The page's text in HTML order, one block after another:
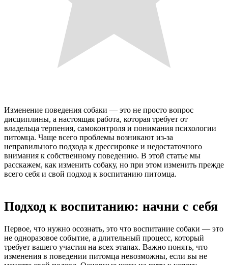
Изменение поведения собаки — это не просто вопрос
дисциплины, а настоящая работа, которая требует от
владельца терпения, самоконтроля и понимания психологии
питомца. Чаще всего проблемы возникают из-за
неправильного подхода к дрессировке и недостаточного
внимания к собственному поведению. В этой статье мы
расскажем, как изменить собаку, но при этом изменить прежде
всего себя и свой подход к воспитанию питомца.
Подход к воспитанию: начни с себя
Первое, что нужно осознать, это что воспитание собаки — это
не одноразовое событие, а длительный процесс, который
требует вашего участия на всех этапах. Важно понять, что
изменения в поведении питомца невозможны, если вы не